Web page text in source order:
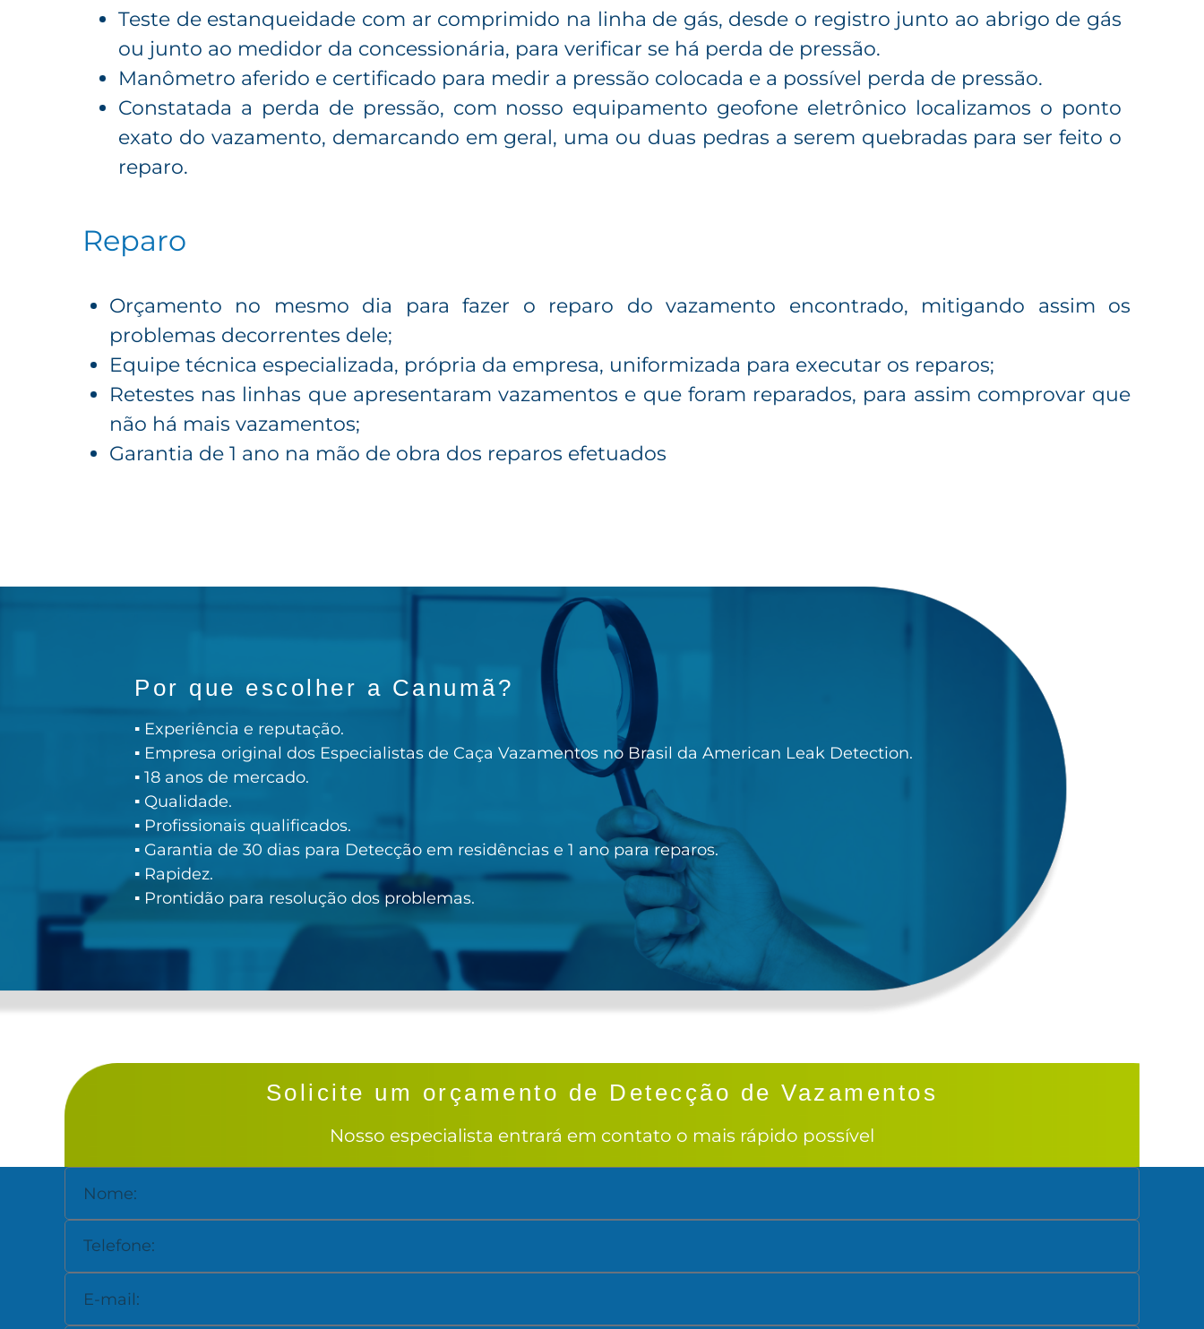
Teste de estanqueidade com ar comprimido na linha de gás, desde o registro junto ao abrigo de gás
ou junto ao medidor da concessionária, para verificar se há perda de pressão.
Manômetro aferido e certificado para medir a pressão colocada e a possível perda de pressão.
Constatada a perda de pressão, com nosso equipamento geofone eletrônico localizamos o ponto
exato do vazamento, demarcando em geral, uma ou duas pedras a serem quebradas para ser feito o
reparo.
Reparo
Orçamento no mesmo dia para fazer o reparo do vazamento encontrado, mitigando assim os
problemas decorrentes dele;
Equipe técnica especializada, própria da empresa, uniformizada para executar os reparos;
Retestes nas linhas que apresentaram vazamentos e que foram reparados, para assim comprovar que
não há mais vazamentos;
Garantia de 1 ano na mão de obra dos reparos efetuados
Por que escolher a Canumã?
▪ Experiência e reputação.
▪ Empresa original dos Especialistas de Caça Vazamentos no Brasil da American Leak Detection.
▪ 18 anos de mercado.
▪ Qualidade.
▪ Profissionais qualificados.
▪ Garantia de 30 dias para Detecção em residências e 1 ano para reparos.
▪ Rapidez.
▪ Prontidão para resolução dos problemas.
Solicite um orçamento de Detecção de Vazamentos
Nosso especialista entrará em contato o mais rápido possível